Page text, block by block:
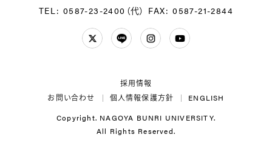
TEL: 0587-23-2400（代） FAX: 0587-21-2844
ENGLISH
個人情報保護方針
お問い合わせ
採用情報
Copyright. NAGOYA BUNRI UNIVERSITY.
All Rights Reserved.